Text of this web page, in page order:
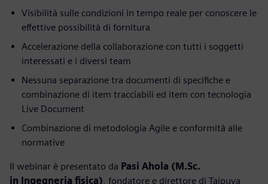
Visibilità sulle condizioni in tempo reale per conoscere le
effettive possibilità di fornitura
Accelerazione della collaborazione con tutti i soggetti
interessati e i diversi team
Nessuna separazione tra documenti di specifiche e
combinazione di item tracciabili ed item con tecnologia
Live Document
Combinazione di metodologia Agile e conformità alle
normative
Il webinar è presentato da Pasi Ahola (M.Sc.
in Ingegneria fisica) , fondatore e direttore di Taipuva